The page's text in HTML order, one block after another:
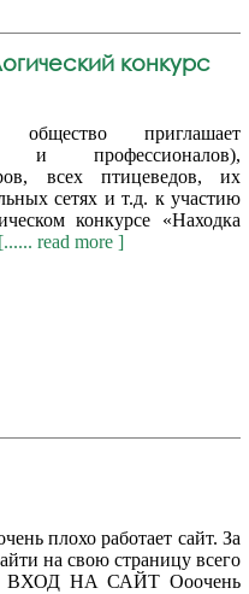
конкурс
общество приглашает
и профессионалов),
всех птицеведов, их
сетях и т.д. к участию
конкурсе «Находка
[...... read more ]
плохо работает сайт. За
на свою страницу всего
ВХОД НА САЙТ Ооочень